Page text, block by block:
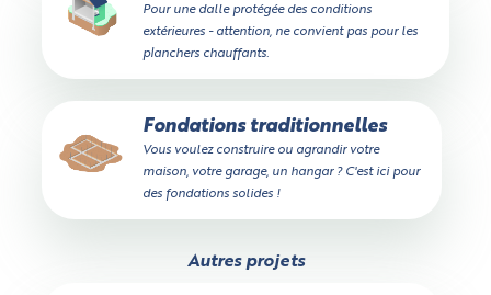
Pour une dalle protégée des conditions
extérieures - attention, ne convient pas pour les
planchers chauffants.
Fondations traditionnelles
Vous voulez construire ou agrandir votre
maison, votre garage, un hangar ? C'est ici pour
des fondations solides !
Autres projets